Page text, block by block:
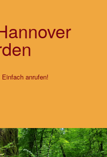
anrufen!